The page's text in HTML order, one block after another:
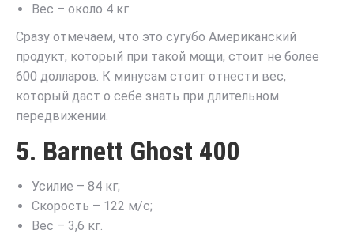
Вес – около 4 кг.
Сразу отмечаем, что это сугубо Американский
продукт, который при такой мощи, стоит не более
600 долларов. К минусам стоит отнести вес,
который даст о себе знать при длительном
передвижении.
5. Barnett Ghost 400
Усилие – 84 кг;
Скорость – 122 м/с;
Вес – 3,6 кг.